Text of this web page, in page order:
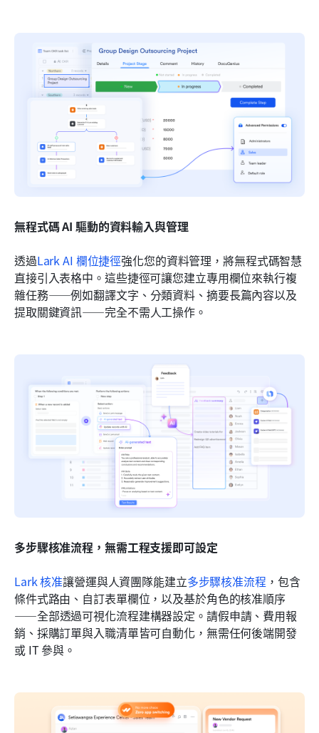
無程式碼 AI 驅動的資料輸入與管理
透過Lark AI 欄位捷徑強化您的資料管理，將無程式碼智慧
直接引入表格中。這些捷徑可讓您建立專用欄位來執行複
雜任務——例如翻譯文字、分類資料、摘要長篇內容以及
提取關鍵資訊——完全不需人工操作。
多步驟核准流程，無需工程支援即可設定
Lark 核准讓營運與人資團隊能建立多步驟核准流程 ，包含
條件式路由、自訂表單欄位，以及基於角色的核准順序
——全部透過可視化流程建構器設定。請假申請、費用報
銷、採購訂單與入職清單皆可自動化，無需任何後端開發
或 IT 參與。